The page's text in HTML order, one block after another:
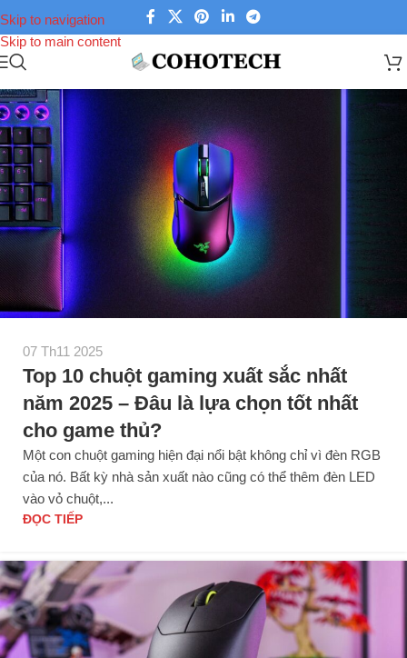
Skip to navigation
Skip to main content
07 Th11 2025
Top 10 chuột gaming xuất sắc nhất
năm 2025 – Đâu là lựa chọn tốt nhất
cho game thủ?
Một con chuột gaming hiện đại nổi bật không chỉ vì đèn RGB
của nó. Bất kỳ nhà sản xuất nào cũng có thể thêm đèn LED
vào vỏ chuột,...
ĐỌC TIẾP